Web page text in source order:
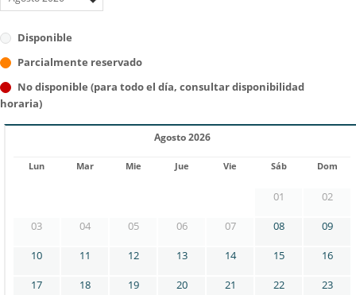
Disponible
Parcialmente reservado
No disponible (para todo el día, consultar disponibilidad
horaria)
Agosto 2026
Lun Mar Mie Jue Vie Sáb Dom
01 02
03 04 05 06 07 08 09
10 11 12 13 14 15 16
17 18 19 20 21 22 23